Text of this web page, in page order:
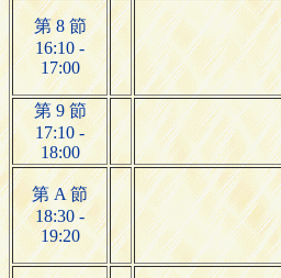
第 8 節
16:10 -
17:00
第 9 節
17:10 -
18:00
第 A 節
18:30 -
19:20